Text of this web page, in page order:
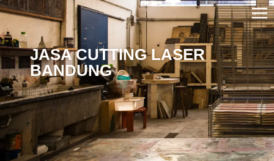
JASA CUTTING LASER
BANDUNG